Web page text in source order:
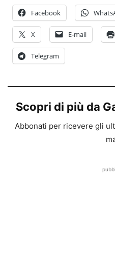
Facebook
X E-mail
Telegram
Scopri di più da
Abbonati per ricevere gli